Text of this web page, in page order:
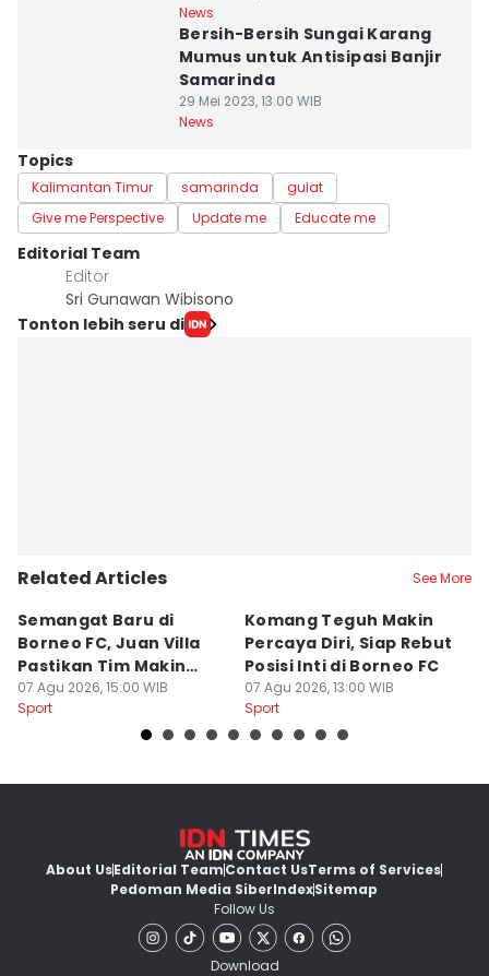
News
Bersih-Bersih Sungai Karang
Mumus untuk Antisipasi Banjir
Samarinda
29 Mei 2023, 13:00 WIB
News
Topics
Kalimantan Timur samarinda
gulat
Give me Perspective
Update me Educate me
Editorial Team
Editor
Sri Gunawan Wibisono
Tonton lebih seru di
Related Articles See More
Semangat Baru di
Borneo FC, Juan Villa
Pastikan Tim Makin
Kompak
07 Agu 2026, 15:00 WIB
Sport
Komang Teguh Makin
Percaya Diri, Siap Rebut
Posisi Inti di Borneo FC
07 Agu 2026, 13:00 WIB
Sport
About UsEditorial TeamContact UsTerms of Services
Pedoman Media SiberIndexSitemap
Follow Us
Download